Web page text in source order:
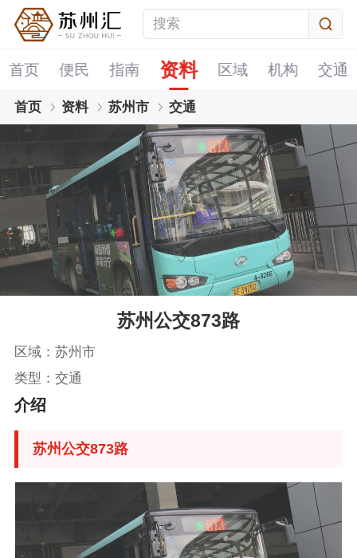
首页 便民 指南 资料 区域 机构 交通
首页 资料 苏州市 交通
苏州公交873路
区域：苏州市
类型：交通
介绍
苏州公交873路